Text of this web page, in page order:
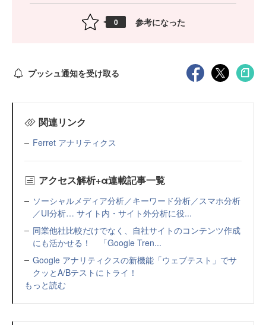
0 参考になった
プッシュ通知を受け取る
関連リンク
Ferret アナリティクス
アクセス解析+α連載記事一覧
ソーシャルメディア分析／キーワード分析／スマホ分析
／UI分析… サイト内・サイト外分析に役...
同業他社比較だけでなく、自社サイトのコンテンツ作成
にも活かせる！ 「Google Tren...
Google アナリティクスの新機能「ウェブテスト」でサ
クッとA/Bテストにトライ！
もっと読む